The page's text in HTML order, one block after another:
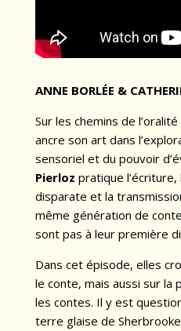
ANNE BORLÉE &
Sur les chemins de
ancre son art dans
sensoriel et du pouvoir
Pierloz pratique
disparate et la
même génération de
sont pas à leur première
Dans cet épisode, elles
le conte, mais aussi sur la
les contes. Il y est
terre glaise de